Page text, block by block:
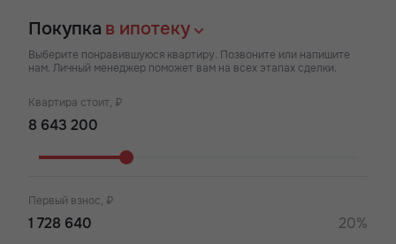
Покупка в ипотеку
Выберите понравившуюся квартиру. Позвоните или напишите
нам. Личный менеджер поможет вам на всех этапах сделки.
Квартира стоит, ₽
Первый взнос, ₽
20%